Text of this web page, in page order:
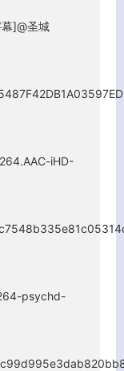
]@圣城
iHD-
psychd-